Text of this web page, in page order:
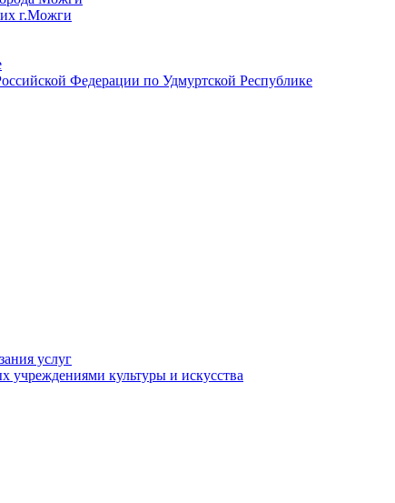
г.Можги
Федерации по Удмуртской Республике
услуг
учреждениями культуры и искусства